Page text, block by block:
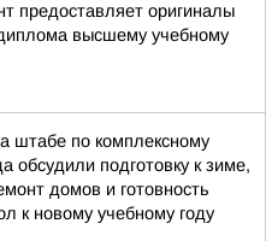
предоставляет оригиналы
высшему учебному
штабе по комплексному
обсудили подготовку к зиме,
домов и готовность
к новому учебному году